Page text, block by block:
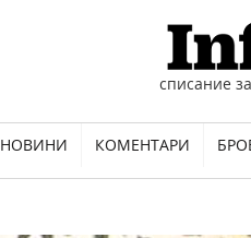
списание
НОВИНИ КОМЕНТАРИ